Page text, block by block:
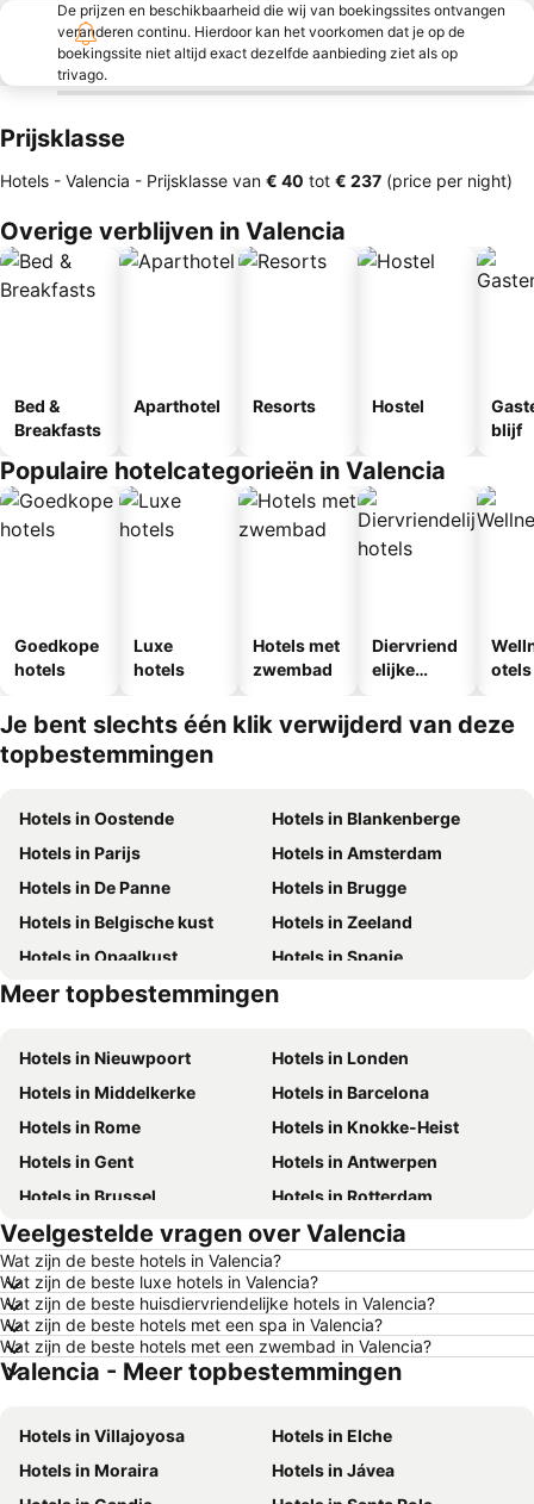
De prijzen en beschikbaarheid die wij van boekingssites ontvangen
veranderen continu. Hierdoor kan het voorkomen dat je op de
boekingssite niet altijd exact dezelfde aanbieding ziet als op
trivago.
Prijsklasse
Hotels - Valencia - Prijsklasse van ‎€ 40 tot ‎€ 237 (price per night)
Overige verblijven in Valencia
Bed &
Breakfasts
Aparthotel Resorts Hostel
blijf
Populaire hotelcategorieën in Valencia
Goedkope
hotels
Luxe
hotels
Hotels met
zwembad
Diervriend
elijke
otels
Je bent slechts één klik verwijderd van deze
topbestemmingen
Hotels in Oostende
Hotels in Blankenberge
Hotels in Parijs
Hotels in Amsterdam
Hotels in De Panne
Hotels in Brugge
Hotels in Belgische kust
Hotels in Zeeland
Hotels in Opaalkust
Hotels in Spanje
Hotels in België
Hotels in Belgische Ardennen
Meer topbestemmingen
Hotels in Nieuwpoort
Hotels in Londen
Hotels in Middelkerke
Hotels in Barcelona
Hotels in Rome
Hotels in Knokke-Heist
Hotels in Gent
Hotels in Antwerpen
Hotels in Brussel
Hotels in Rotterdam
Hotels in Maastricht
Hotels in Durbuy
Hotels in Hasselt
Hotels in New York
Hotels in Boulogne-sur-Mer
Hotels in De Haan
Hotels in Le Touquet-Paris-Plage
Hotels in Duinkerke
Hotels in Málaga
Hotels in Frankrijk
Hotels in Mallorca
Hotels in Ibiza
Hotels in Italië
Hotels in Normandië
Veelgestelde vragen over Valencia
Wat zijn de beste hotels in Valencia?
Wat zijn de beste luxe hotels in Valencia?
Wat zijn de beste huisdiervriendelijke hotels in Valencia?
Wat zijn de beste hotels met een spa in Valencia?
Wat zijn de beste hotels met een zwembad in Valencia?
Valencia - Meer topbestemmingen
Hotels in Villajoyosa
Hotels in Elche
Hotels in Moraira
Hotels in Jávea